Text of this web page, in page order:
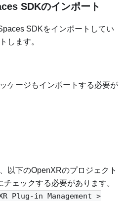
SDKのインポート
SDKをインポートしてい
します。
ケージもインポートする必要が
以下のOpenXRのプロジェクト
チェックする必要があります。
Plug-in Management >